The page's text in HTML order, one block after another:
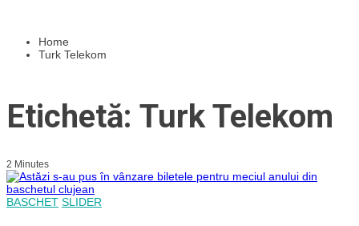
Home
Turk Telekom
Etichetă: Turk Telekom
2 Minutes
BASCHET SLIDER